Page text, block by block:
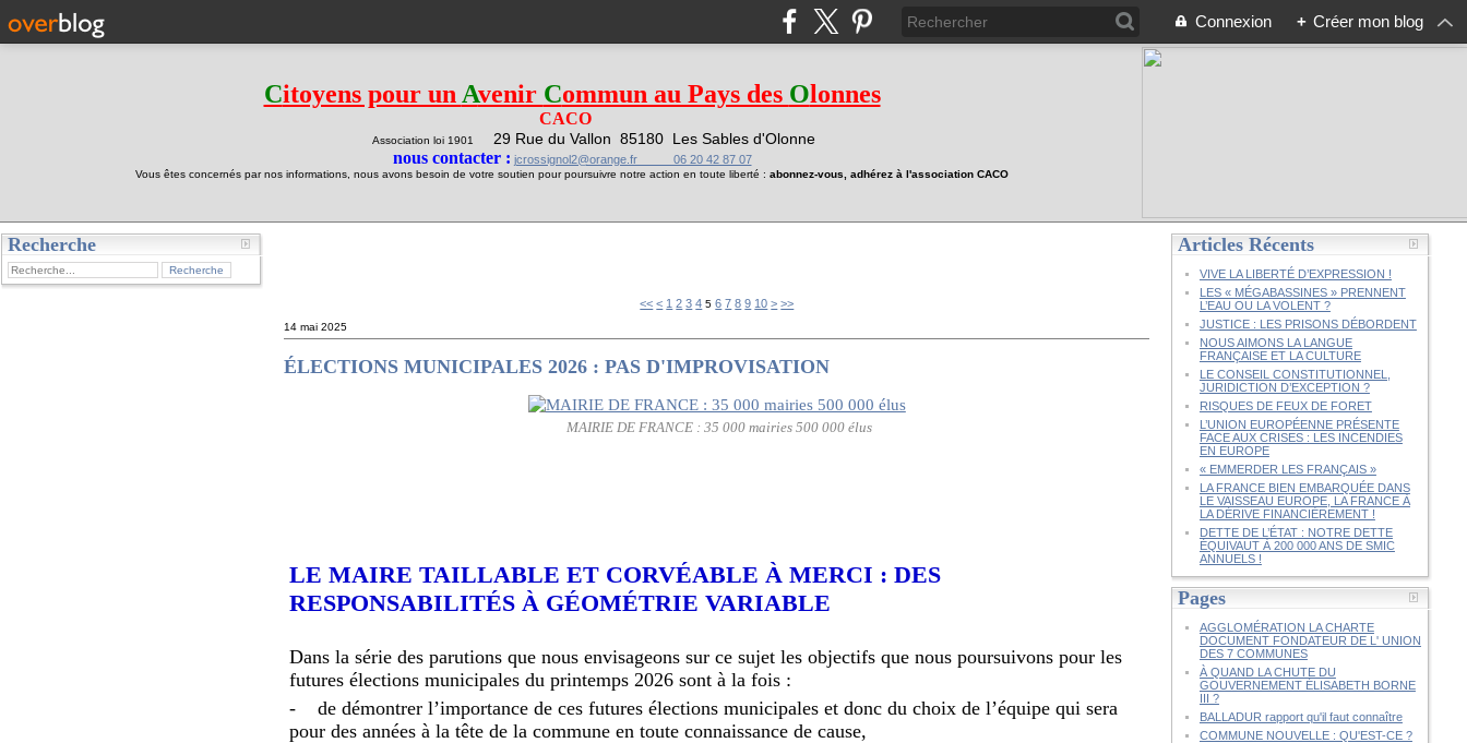
Connexion + Créer mon blog
Citoyens pour un Avenir Commun au Pays des Olonnes
CACO
Association loi 1901 29 Rue du Vallon 85180 Les Sables d'Olonne
nous contacter : jcrossignol2@orange.fr 06 20 42 87 07
Vous êtes concernés par nos informations, nous avons besoin de votre soutien pour poursuivre notre action en toute liberté : abonnez-vous, adhérez à l'association CACO
Recherche
<< < 1 2 3 4 5 6 7 8 9 10 20
30
> >>
14 mai 2025
ÉLECTIONS MUNICIPALES 2026 : PAS D'IMPROVISATION
MAIRIE DE FRANCE : 35 000 mairies 500 000 élus
LE MAIRE TAILLABLE ET CORVÉABLE À MERCI : DES
RESPONSABILITÉS À GÉOMÉTRIE VARIABLE
Dans la série des parutions que nous envisageons sur ce sujet les objectifs que nous poursuivons pour les
futures élections municipales du printemps 2026 sont à la fois :
- de démontrer l’importance de ces futures élections municipales et donc du choix de l’équipe qui sera
pour des années à la tête de la commune en toute connaissance de cause,
Articles Récents
VIVE LA LIBERTÉ D’EXPRESSION !
LES « MÉGABASSINES » PRENNENT
L’EAU OU LA VOLENT ?
JUSTICE : LES PRISONS DÉBORDENT
NOUS AIMONS LA LANGUE
FRANÇAISE ET LA CULTURE
LE CONSEIL CONSTITUTIONNEL,
JURIDICTION D’EXCEPTION ?
RISQUES DE FEUX DE FORET
L’UNION EUROPÉENNE PRÉSENTE
FACE AUX CRISES : LES INCENDIES
EN EUROPE
« EMMERDER LES FRANÇAIS »
LA FRANCE BIEN EMBARQUÉE DANS
LE VAISSEAU EUROPE, LA FRANCE À
LA DÉRIVE FINANCIÈREMENT !
DETTE DE L’ÉTAT : NOTRE DETTE
ÉQUIVAUT À 200 000 ANS DE SMIC
ANNUELS !
Pages
AGGLOMÉRATION LA CHARTE
DOCUMENT FONDATEUR DE L' UNION
DES 7 COMMUNES
À QUAND LA CHUTE DU
GOUVERNEMENT ÉLISABETH BORNE
III ?
BALLADUR rapport qu'il faut connaître
COMMUNE NOUVELLE : QU'EST-CE ?